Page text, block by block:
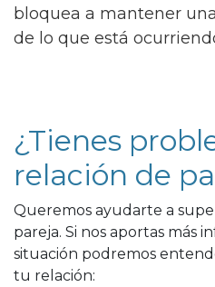
bloquea a mantener
de lo que está
¿Tienes
relación de
Queremos ayudarte a
pareja. Si nos aportas más
situación podremos
tu relación: